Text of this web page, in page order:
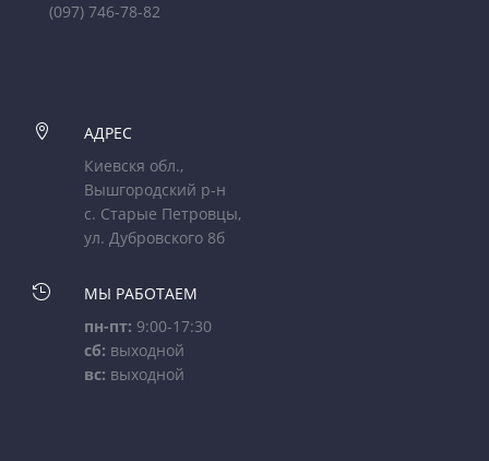
(097) 746-78-82

АДРЕС
Киевскя обл.,
Вышгородский р-н
с. Старые Петровцы,
ул. Дубровского 8б

МЫ РАБОТАЕМ
пн-пт: 9:00-17:30
сб: выходной
вс: выходной